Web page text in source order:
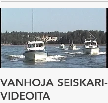
VANHOJA SEISKARI-
VIDEOITA